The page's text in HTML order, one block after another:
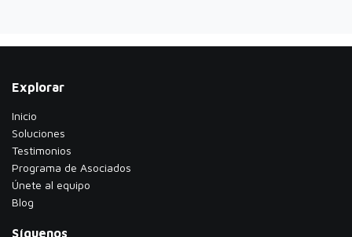
Explorar
Inicio
Soluciones
Testimonios
​Programa de Asociados
Únete al equipo
Blog
Síguenos